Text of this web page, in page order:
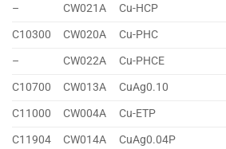
–
CW021A Cu-HCP
C10300
CW020A Cu-PHC
–
CW022A Cu-PHCE
C10700
CW013A CuAg0.10
C11000
CW004A Cu-ETP
C11904
CW014A CuAg0.04P